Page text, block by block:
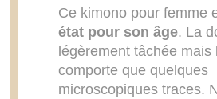
Ce kimono pour femme
état pour son âge. La
légèrement tâchée mais
comporte que quelques
microscopiques traces.